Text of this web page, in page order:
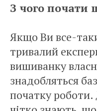
З чого почати
Якщо Ви все-
тривалий
вишиванку
знадобляться
початку роботи.